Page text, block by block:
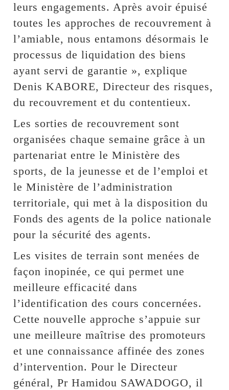
leurs engagements. Après avoir épuisé
toutes les approches de recouvrement à
l’amiable, nous entamons désormais le
processus de liquidation des biens
ayant servi de garantie », explique
Denis KABORE, Directeur des risques,
du recouvrement et du contentieux.
Les sorties de recouvrement sont
organisées chaque semaine grâce à un
partenariat entre le Ministère des
sports, de la jeunesse et de l’emploi et
le Ministère de l’administration
territoriale, qui met à la disposition du
Fonds des agents de la police nationale
pour la sécurité des agents.
Les visites de terrain sont menées de
façon inopinée, ce qui permet une
meilleure efficacité dans
l’identification des cours concernées.
Cette nouvelle approche s’appuie sur
une meilleure maîtrise des promoteurs
et une connaissance affinée des zones
d’intervention. Pour le Directeur
général, Pr Hamidou SAWADOGO, il